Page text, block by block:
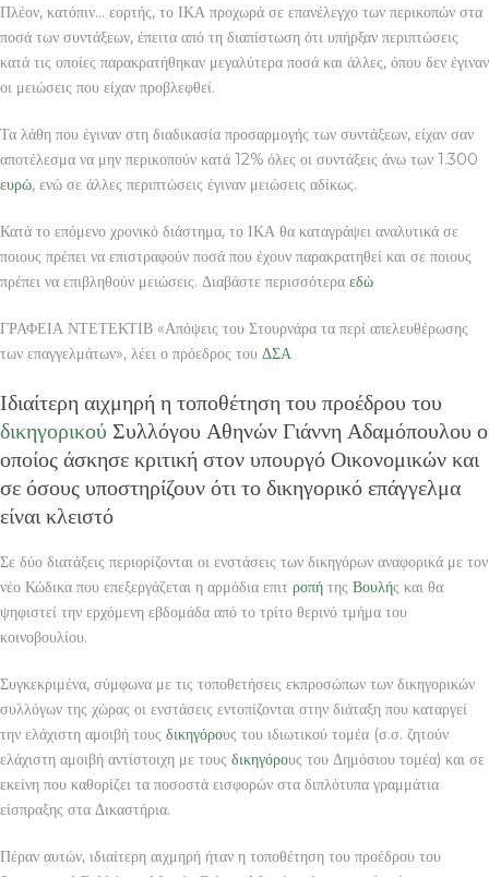
Πλέον, κατόπιν… εορτής, το ΙΚΑ προχωρά σε επανέλεγχο των περικοπών στα
ποσά των συντάξεων, έπειτα από τη διαπίστωση ότι υπήρξαν περιπτώσεις
κατά τις οποίες παρακρατήθηκαν μεγαλύτερα ποσά και άλλες, όπου δεν έγιναν
οι μειώσεις που είχαν προβλεφθεί.
Τα λάθη που έγιναν στη διαδικασία προσαρμογής των συντάξεων, είχαν σαν
αποτέλεσμα να μην περικοπούν κατά 12% όλες οι συντάξεις άνω των 1.300
ευρώ, ενώ σε άλλες περιπτώσεις έγιναν μειώσεις αδίκως.
Κατά το επόμενο χρονικό διάστημα, το ΙΚΑ θα καταγράψει αναλυτικά σε
ποιους πρέπει να επιστραφούν ποσά που έχουν παρακρατηθεί και σε ποιους
πρέπει να επιβληθούν μειώσεις. Διαβάστε περισσότερα εδώ
ΓΡΑΦΕΙΑ ΝΤΕΤΕΚΤΙΒ «Απόψεις του Στουρνάρα τα περί απελευθέρωσης
των επαγγελμάτων», λέει ο πρόεδρος του ΔΣΑ
Ιδιαίτερη αιχμηρή η τοποθέτηση του προέδρου του
δικηγορικού Συλλόγου Αθηνών Γιάννη Αδαμόπουλου ο
οποίος άσκησε κριτική στον υπουργό Οικονομικών και
σε όσους υποστηρίζουν ότι το δικηγορικό επάγγελμα
είναι κλειστό
Σε δύο διατάξεις περιορίζονται οι ενστάσεις των δικηγόρων αναφορικά με τον
νέο Κώδικα που επεξεργάζεται η αρμόδια επιτ ροπή της Βουλής και θα
ψηφιστεί την ερχόμενη εβδομάδα από το τρίτο θερινό τμήμα του
κοινοβουλίου.
Συγκεκριμένα, σύμφωνα με τις τοποθετήσεις εκπροσώπων των δικηγορικών
συλλόγων της χώρας οι ενστάσεις εντοπίζονται στην διάταξη που καταργεί
την ελάχιστη αμοιβή τους δικηγόρους του ιδιωτικού τομέα (σ.σ. ζητούν
ελάχιστη αμοιβή αντίστοιχη με τους δικηγόρους του Δημόσιου τομέα) και σε
εκείνη που καθορίζει τα ποσοστά εισφορών στα διπλότυπα γραμμάτια
είσπραξης στα Δικαστήρια.
Πέραν αυτών, ιδιαίτερη αιχμηρή ήταν η τοποθέτηση του προέδρου του